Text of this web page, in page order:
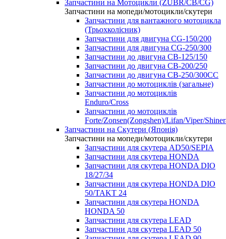
Запчастини на Мотоцикли (ZUBR/CB/CG)
Запчастини на мопеди/мотоцикли/скутери
Запчастини для вантажного мотоцикла
(Трьохколісник)
Запчастини для двигуна CG-150/200
Запчастини для двигуна CG-250/300
Запчастини до двигуна CB-125/150
Запчастини до двигуна CB-200/250
Запчастини до двигуна CB-250/300СС
Запчастини до мотоциклів (загальне)
Запчастини до мотоциклів
Enduro/Cross
Запчастини до мотоциклів
Forte/Zonsen(Zongshen)/Lifan/Viper/
Запчастини на Скутери (Японія)
Запчастини на мопеди/мотоцикли/скутери
Запчастини для скутера AD50/SEPIA
Запчастини для скутера HONDA
Запчастини для скутера HONDA DIO
18/27/34
Запчастини для скутера HONDA DIO
50/TAKT 24
Запчастини для скутера HONDA
HONDA 50
Запчастини для скутера LEAD
Запчастини для скутера LEAD 50